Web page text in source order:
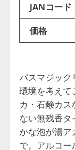
JANコード
価格
バスマジック
環境を考え
カ・石鹸カ
ない無残香
かな泡が湯
で。アルコ